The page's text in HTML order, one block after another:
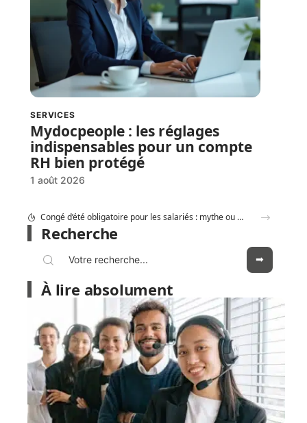
SERVICES
Mydocpeople : les réglages
indispensables pour un compte
RH bien protégé
1 août 2026
Combien coûte réellement le Consultant GEO Adrien Beaujeu en 2026 ?
Recherche
À lire absolument